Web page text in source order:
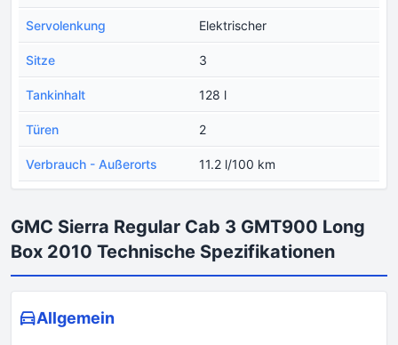
Servolenkung Elektrischer
Sitze 3
Tankinhalt 128 l
Türen 2
Verbrauch - Außerorts 11.2 l/100 km
GMC Sierra Regular Cab 3 GMT900 Long
Box 2010 Technische Spezifikationen
Allgemein